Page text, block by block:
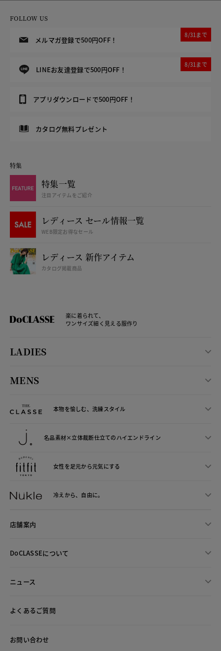
FOLLOW US
メルマガ登録で500円OFF！
8/31まで
LINEお友達登録で500円OFF！
8/31まで
アプリダウンロードで500円OFF！
カタログ無料プレゼント
特集
特集一覧
注目アイテムをご紹介
レディース セール情報一覧
WEB限定お得なセール
レディース 新作アイテム
カタログ掲載商品
楽に着られて、
ワンサイズ細く見える服作り
LADIES
MENS
本物を愉しむ、洗練スタイル
名品素材×立体裁断仕立てのハイエンドライン
女性を足元から元気にする
冷えから、 自由に。
店舗案内
DoCLASSEについて
ニュース
よくあるご質問
お問い合わせ